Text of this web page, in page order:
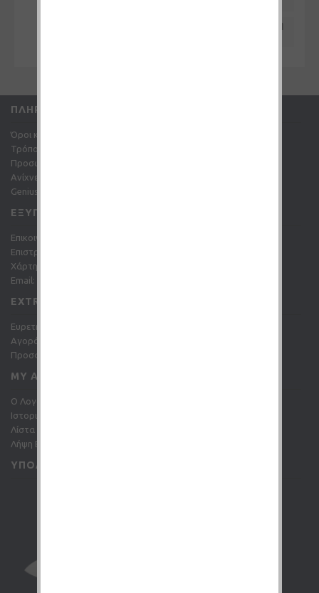
Ακροφύσιο ακριβείας που εξασφαλίζει ελεγχόμενη
ΠΛΗΡΟΦΟΡΊΕΣ
Όροι και Προϋποθέσεις
Τρόποι πληρωμής
Προσωπικά Δεδομένα
Ανίχνευση αποστολής
Genius points
ΕΞΥΠΗΡΈΤΗΣΗ ΠΕΛΑΤΏΝ
Επικοινωνήστε μαζί μας
Επιστροφές
Χάρτης Ιστότοπου
Email: info@gc-shop.gr
EXTRAS
Ευρετήριο Κατασκευαστών
Αγορά Δωροεπιταγής
Προσφορές
MY ACCOUNT
O Λογαριασμός μου
Ιστορικό Παραγγελιών
Λίστα Επιθυμιών (
Λήψη Ενημερωτικών Δελτίων
ΥΠΟΛΟΓΙΣΤΉΣ ΥΓΡΏΝ